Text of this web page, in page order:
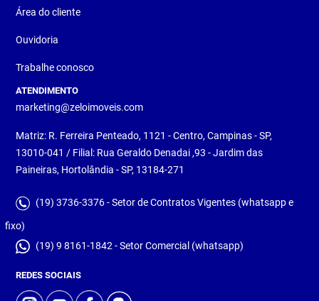
Área do cliente
Ouvidoria
Trabalhe conosco
ATENDIMENTO
marketing@zeloimoveis.com
Matriz: R. Ferreira Penteado, 1121 - Centro, Campinas - SP,
13010-041 / Filial: Rua Geraldo Denadai ,93 - Jardim das
Paineiras, Hortolândia - SP, 13184-271
(19) 3736-3376 - Setor de Contratos Vigentes (whatsapp e
fixo)
(19) 9 8161-1842 - Setor Comercial (whatsapp)
REDES SOCIAIS